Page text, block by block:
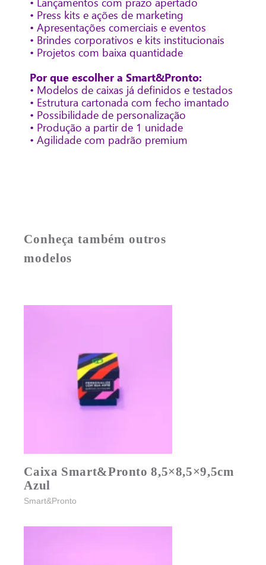
• Press kits e ações de marketing
• Apresentações comerciais e eventos
• Brindes corporativos e kits institucionais
• Projetos com baixa quantidade
Por que escolher a Smart&Pronto:
• Modelos de caixas já definidos e testados
• Estrutura cartonada com fecho imantado
• Possibilidade de personalização
• Produção a partir de 1 unidade
• Agilidade com padrão premium
Caixa Smart&Pronto 8,5×8,5×9,5cm
Azul
Smart&Pronto